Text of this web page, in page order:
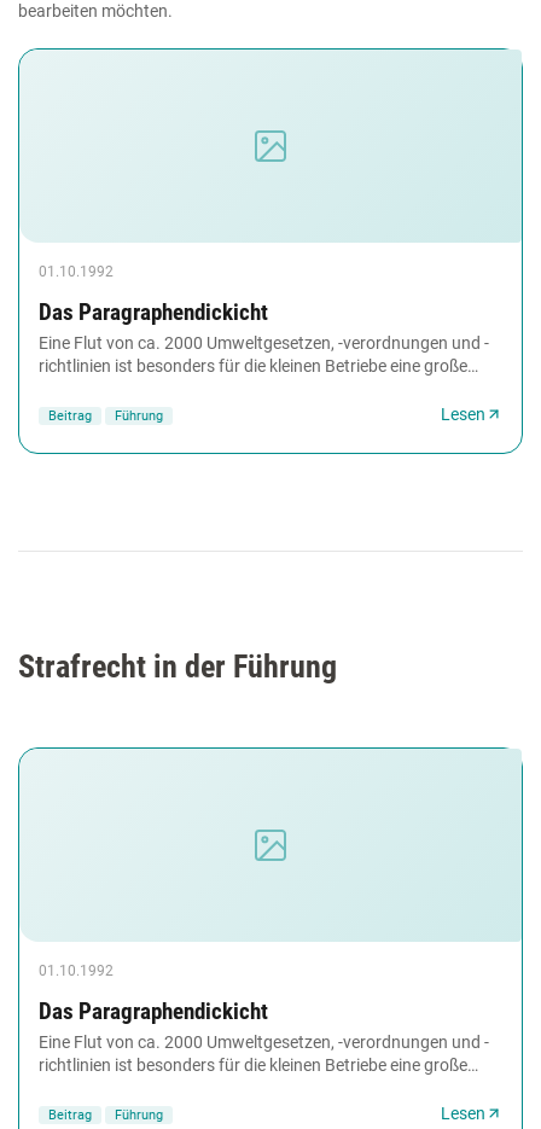
bearbeiten möchten.
01.10.1992
Das Paragraphendickicht
Eine Flut von ca. 2000 Umweltgesetzen, -verordnungen und -
richtlinien ist besonders für die kleinen Betriebe eine große
Beitrag Führung Lesen
Strafrecht in der Führung
01.10.1992
Das Paragraphendickicht
Eine Flut von ca. 2000 Umweltgesetzen, -verordnungen und -
richtlinien ist besonders für die kleinen Betriebe eine große
Beitrag Führung Lesen